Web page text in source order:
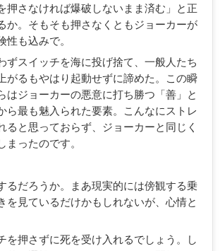
押さなければ爆破しないまま済む」と正
か。そもそも押さなくともジョーカーが
も込みで。
スイッチを海に投げ捨て、一般人たち
がるもやはり起動せずに諦めた。この瞬
はジョーカーの悪意に打ち勝つ「善」と
ら最も魅入られた要素。こんなにストレ
ると思っておらず、ジョーカーと同じく
まったのです。
るだろうか。まあ現実的には傍観する乗
を見ているだけかもしれないが、心情と
押さずに死を受け入れるでしょう。し